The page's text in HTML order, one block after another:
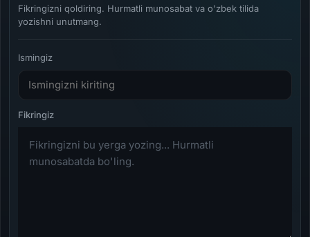
Fikringizni qoldiring. Hurmatli munosabat va o'zbek tilida
yozishni unutmang.
Ismingiz